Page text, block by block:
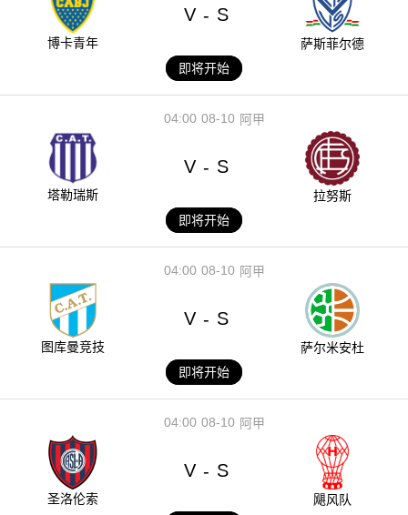
博卡青年
V - S
萨斯菲尔德
即将开始
08-10
04:00 阿甲
塔勒瑞斯
V - S
拉努斯
即将开始
08-10
04:00 阿甲
图库曼竞技
V - S
萨尔米安杜
即将开始
08-10
04:00 阿甲
圣洛伦索
V - S
飓风队